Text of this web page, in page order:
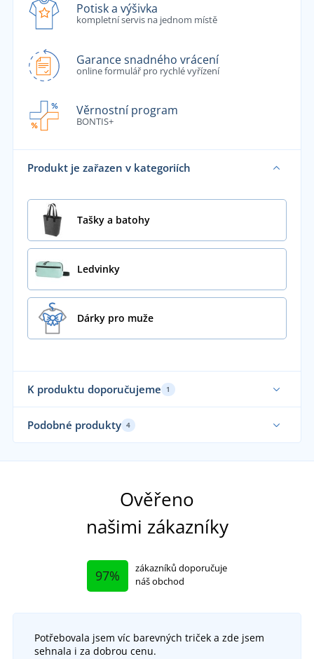
Potisk a výšivka
kompletní servis na jednom místě
Garance snadného vrácení
online formulář pro rychlé vyřízení
Věrnostní program
BONTIS+
Produkt je zařazen v kategoriích
Tašky a batohy
Ledvinky
Dárky pro muže
K produktu doporučujeme 1
+2
Podobné produkty 4
Ověřeno
našimi zákazníky
97%
zákazníků doporučuje
náš obchod
Potřebovala jsem víc barevných triček a zde jsem
sehnala i za dobrou cenu.